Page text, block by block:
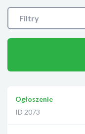
Filtry
Ogłoszenie
ID 2073